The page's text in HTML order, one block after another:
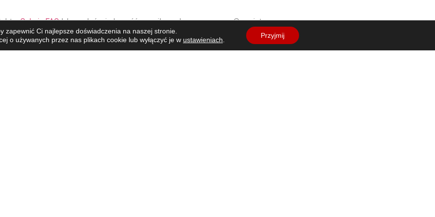
zSekcja FAQlub wysłać wiadomość e-mail na adres moon.camp@esa.int
zapewnić Ci najlepsze doświadczenia na naszej stronie.
o używanych przez nas plikach cookie lub wyłączyć je w ustawieniach
Przyjmij